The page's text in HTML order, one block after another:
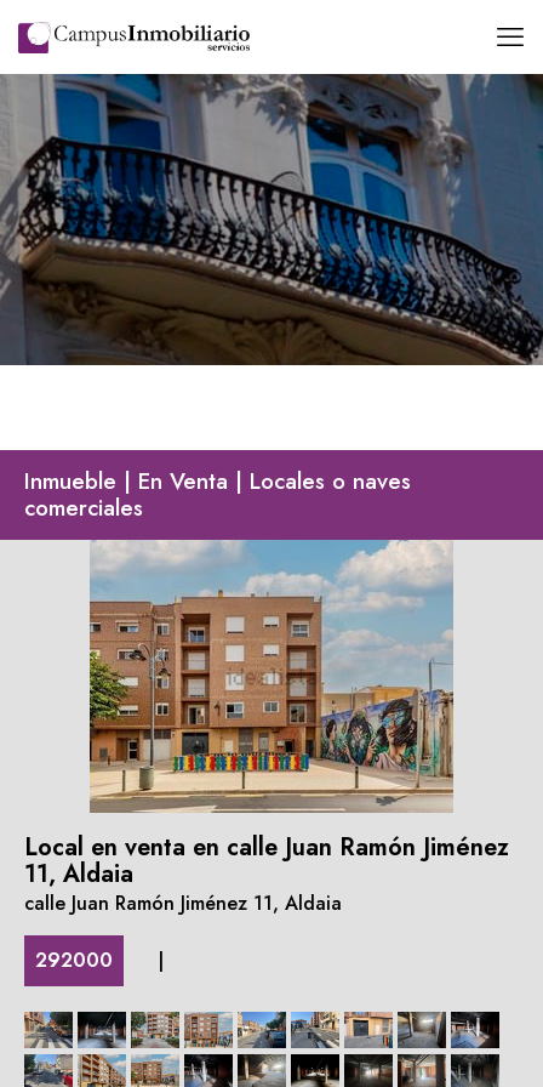
Inmueble | En Venta | Locales o naves
comerciales
Local en venta en calle Juan Ramón Jiménez
11, Aldaia
calle Juan Ramón Jiménez 11, Aldaia
292000 |